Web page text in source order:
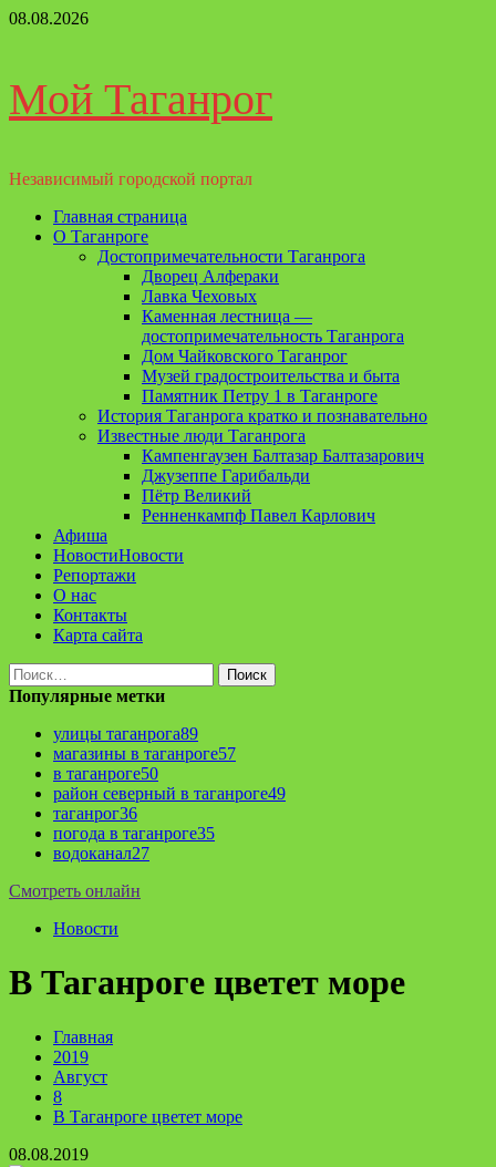
Перейти
08.08.2026
Мой Таганрог
Независимый городской портал
Основное
меню
Главная страница
О Таганроге
Достопримечательности Таганрога
Дворец Алфераки
Лавка Чеховых
Каменная лестница —
достопримечательность Таганрога
Дом Чайковского Таганрог
Музей градостроительства и быта
Памятник Петру 1 в Таганроге
История Таганрога кратко и познавательно
Известные люди Таганрога
Кампенгаузен Балтазар Балтазарович
Джузеппе Гарибальди
Пётр Великий
Ренненкампф Павел Карлович
Афиша
НовостиНовости
Репортажи
О нас
Контакты
Карта сайта
Найти:
Популярные метки
улицы таганрога89
магазины в таганроге57
в таганроге50
район северный в таганроге49
таганрог36
погода в таганроге35
водоканал27
Смотреть онлайн
Новости
В Таганроге цветет море
Главная
2019
Август
8
В Таганроге цветет море
08.08.2019